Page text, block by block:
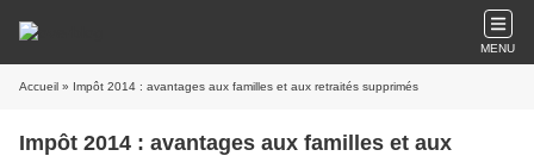
MENU
Accueil » Impôt 2014 : avantages aux familles et aux retraités supprimés
Impôt 2014 : avantages aux familles et aux